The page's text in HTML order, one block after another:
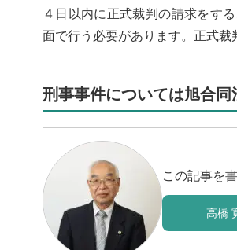
４日以内に正式裁判の請求をす
面で行う必要があります。正式裁
刑事事件については旭合同
この記事を
高橋